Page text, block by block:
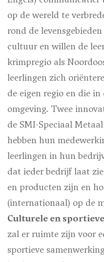
op de wereld te
rond de
cultuur en willen de
krimpregio als
leerlingen zich
de eigen regio en die
omgeving. Twee
de SMI-Speciaal
hebben hun
leerlingen in hun
dat ieder bedrijf laat
en producten zijn en
(internationaal) op de
Culturele en
zal er ruimte zijn voor
sportieve